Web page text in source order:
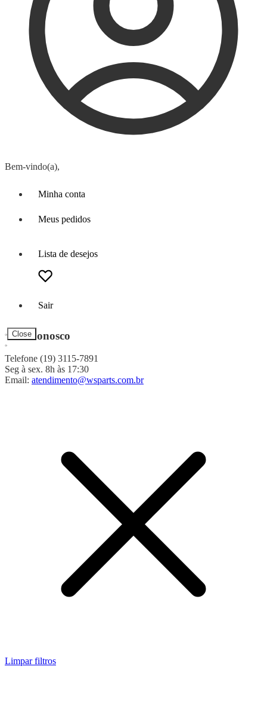
Bem-vindo(a),
Minha conta
Meus pedidos
Lista de desejos
Sair
Close
Fale Conosco
Telefone (19) 3115-7891
Seg à sex. 8h às 17:30
Email: atendimento@wsparts.com.br
Limpar filtros